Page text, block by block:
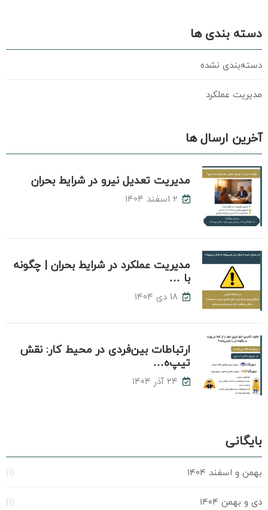
دسته بندی ها
دسته‌بندی نشده
مدیریت عملکرد
آخرین ارسال ها
مدیریت تعدیل نیرو در شرایط بحران
۲ اسفند ۱۴۰۴
مدیریت عملکرد در شرایط بحران | چگونه
با …
۱۸ دی ۱۴۰۴
ارتباطات بین‌فردی در محیط کار: نقش
تیپ‌ه…
۲۴ آذر ۱۴۰۴
بایگانی
بهمن و اسفند ۱۴۰۴
(۱)
دی و بهمن ۱۴۰۴
(۱)